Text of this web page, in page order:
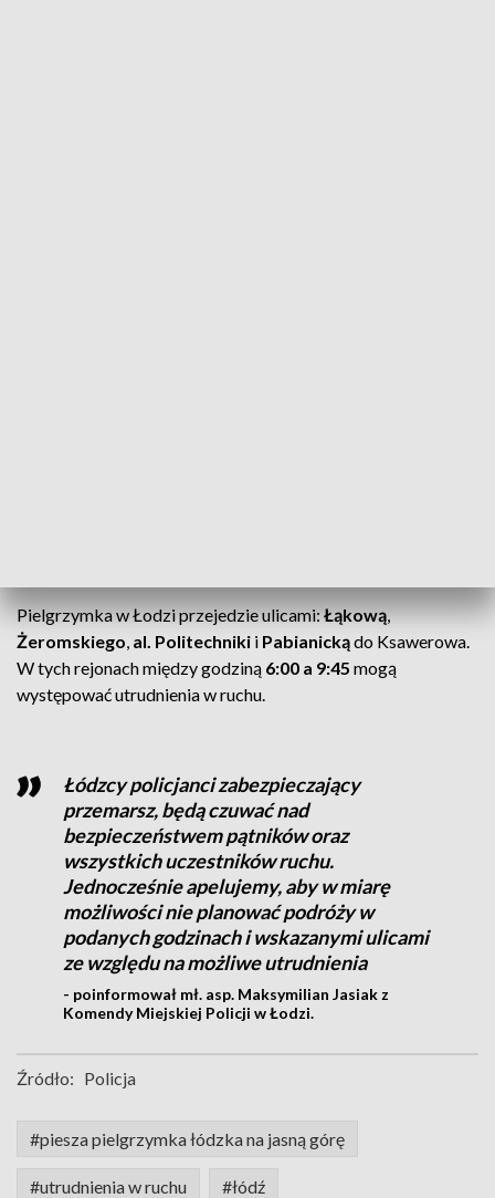
Pielgrzymka w Łodzi przejedzie ulicami:Łąkową,
Żeromskiego, al. Politechniki i Pabianickądo Ksawerowa.
W tych rejonach między godziną 6:00 a 9:45 mogą
występować utrudnienia w ruchu.
Łódzcy policjanci zabezpieczający
przemarsz, będą czuwać nad
bezpieczeństwem pątników oraz
wszystkich uczestników ruchu.
Jednocześnie apelujemy, aby w miarę
możliwości nie planować podróży w
podanych godzinach i wskazanymi ulicami
ze względu na możliwe utrudnienia
- poinformował mł. asp. Maksymilian Jasiak z
Komendy Miejskiej Policji w Łodzi.
Źródło: Policja
#piesza pielgrzymka łódzka na jasną górę
#utrudnienia w ruchu #łódź